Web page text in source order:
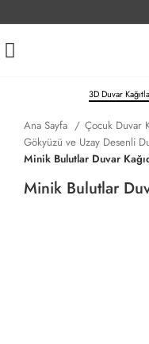
3D Duvar
Ana Sayfa
Çocuk Duvar
Gökyüzü ve Uzay Desenli
Minik Bulutlar Duvar
Minik Bulutlar